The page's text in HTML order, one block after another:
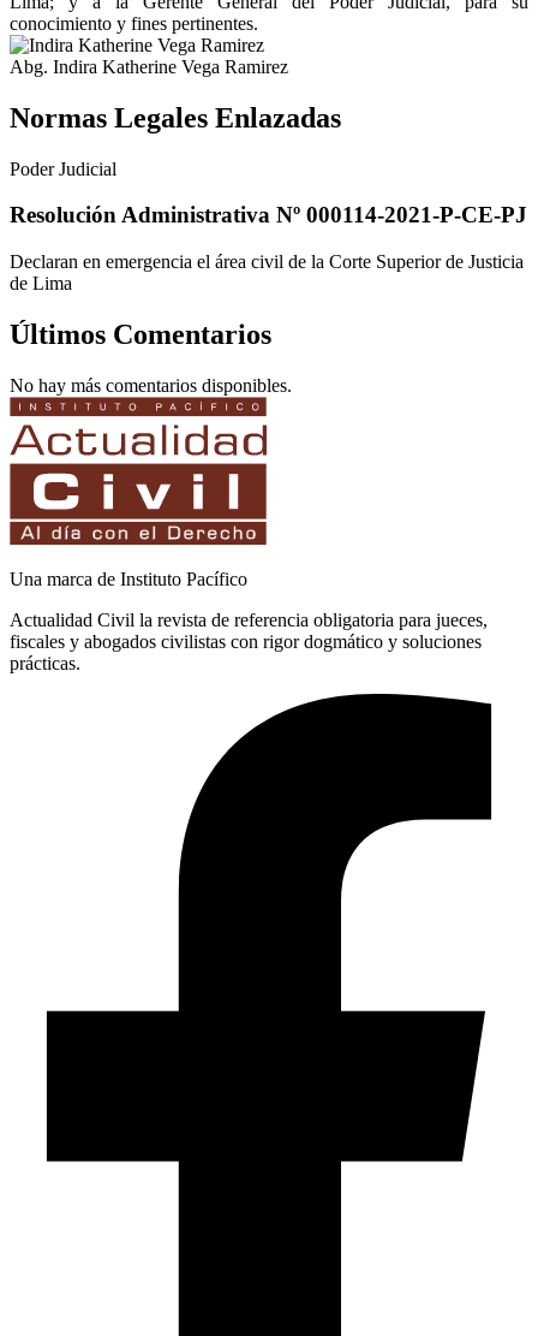
conocimiento y fines pertinentes.
Abg. Indira Katherine Vega Ramirez
Normas Legales Enlazadas
Poder Judicial
Resolución Administrativa Nº 000114-2021-P-CE-PJ
Declaran en emergencia el área civil de la Corte Superior de Justicia
de Lima
Últimos Comentarios
No hay más comentarios disponibles.
Una marca de Instituto Pacífico
Actualidad Civil la revista de referencia obligatoria para jueces,
fiscales y abogados civilistas con rigor dogmático y soluciones
prácticas.